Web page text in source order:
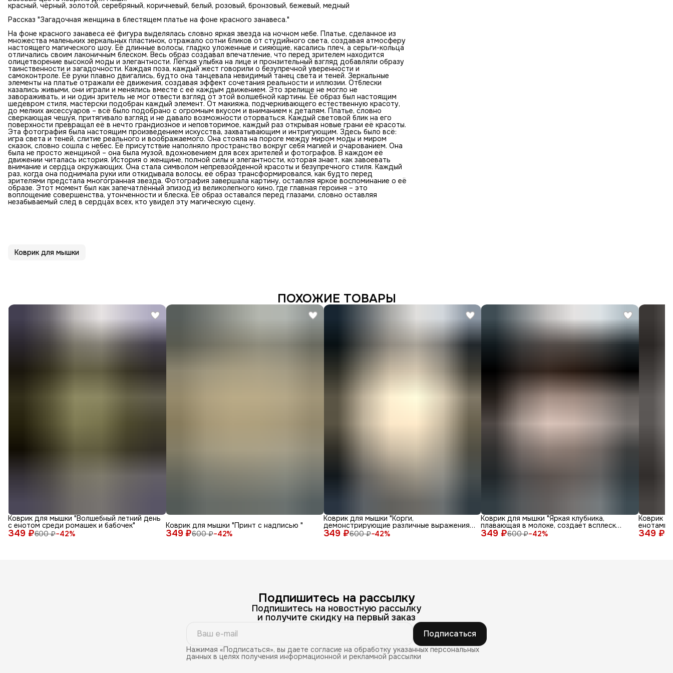
Каждый световой блик на его поверхности превращал её в
нечто грандиозное и неповторимое, каждый раз открывая
новые грани её красоты. Эта фотография была настоящим
произведением искусства, захватывающим и интригующим.
Здесь было всё: игра света и теней, слитие реального и
воображаемого. Она стояла на пороге между миром моды и
миром сказок, словно сошла с небес. Её присутствие
наполняло пространство вокруг себя магией и очарованием.
Она была не просто женщиной – она была музой,
вдохновением для всех зрителей и фотографов. В каждом её
движении читалась история. История о женщине, полной силы
и элегантности, которая знает, как завоевать внимание и
сердца окружающих. Она стала символом непревзойденной
красоты и безупречного стиля. Каждый раз, когда она
поднимала руки или откидывала волосы, её образ
трансформировался, как будто перед зрителями предстала
многогранная звезда. Фотография завершала картину,
оставляя яркое воспоминание о её образе. Этот момент был
как запечатлённый эпизод из великолепного кино, где главная
героиня – это воплощение совершенства, утонченности и
блеска. Её образ оставался перед глазами, словно оставляя
незабываемый след в сердцах всех, кто увидел эту
магическую сцену.
красный, чёрный, золотой, серебряный, коричневый, белый, розовый, бронзовый, бежевый, медный
Рассказ "Загадочная женщина в блестящем платье на фоне красного занавеса."
На фоне красного занавеса её фигура выделялась словно яркая звезда на ночном небе. Платье, сделанное из
множества маленьких зеркальных пластинок, отражало сотни бликов от студийного света, создавая атмосферу
настоящего магического шоу. Её длинные волосы, гладко уложенные и сияющие, касались плеч, а серьги-кольца
отличались своим лаконичным блеском. Весь образ создавал впечатление, что перед зрителем находится
олицетворение высокой моды и элегантности. Лёгкая улыбка на лице и пронзительный взгляд добавляли образу
таинственности и загадочности. Каждая поза, каждый жест говорили о безупречной уверенности и
самоконтроле. Её руки плавно двигались, будто она танцевала невидимый танец света и теней. Зеркальные
элементы на платье отражали её движения, создавая эффект сочетания реальности и иллюзии. Отблески
казались живыми, они играли и менялись вместе с её каждым движением. Это зрелище не могло не
завораживать, и ни один зритель не мог отвести взгляд от этой волшебной картины. Её образ был настоящим
шедевром стиля, мастерски подобран каждый элемент. От макияжа, подчеркивающего естественную красоту,
до мелких аксессуаров – всё было подобрано с огромным вкусом и вниманием к деталям. Платье, словно
сверкающая чешуя, притягивало взгляд и не давало возможности оторваться. Каждый световой блик на его
поверхности превращал её в нечто грандиозное и неповторимое, каждый раз открывая новые грани её красоты.
Эта фотография была настоящим произведением искусства, захватывающим и интригующим. Здесь было всё:
игра света и теней, слитие реального и воображаемого. Она стояла на пороге между миром моды и миром
сказок, словно сошла с небес. Её присутствие наполняло пространство вокруг себя магией и очарованием. Она
была не просто женщиной – она была музой, вдохновением для всех зрителей и фотографов. В каждом её
движении читалась история. История о женщине, полной силы и элегантности, которая знает, как завоевать
внимание и сердца окружающих. Она стала символом непревзойденной красоты и безупречного стиля. Каждый
раз, когда она поднимала руки или откидывала волосы, её образ трансформировался, как будто перед
зрителями предстала многогранная звезда. Фотография завершала картину, оставляя яркое воспоминание о её
образе. Этот момент был как запечатлённый эпизод из великолепного кино, где главная героиня – это
воплощение совершенства, утонченности и блеска. Её образ оставался перед глазами, словно оставляя
незабываемый след в сердцах всех, кто увидел эту магическую сцену.
Коврик для мышки
ПОХОЖИЕ ТОВАРЫ
349 ₽600 ₽−42%
Коврик для мышки "Волшебный летний день
с енотом среди ромашек и бабочек"
349 ₽600 ₽−42%
Коврик для мышки "Принт с надписью "
349 ₽600 ₽−42%
Коврик для мышки "Корги,
демонстрирующие различные выражения
лица и эмоции на белом фоне" 349 ₽600 ₽−42%
Коврик для мышки "Яркая клубника,
плавающая в молоке, создает всплеск
радости" 349 ₽
Коврик
енотами
Подпишитесь на рассылку
Подпишитесь на новостную рассылку
и получите скидку на первый заказ
Подписаться
Нажимая «Подписаться», вы даете согласие на обработку указанных персональных
данных в целях получения информационной и рекламной рассылки